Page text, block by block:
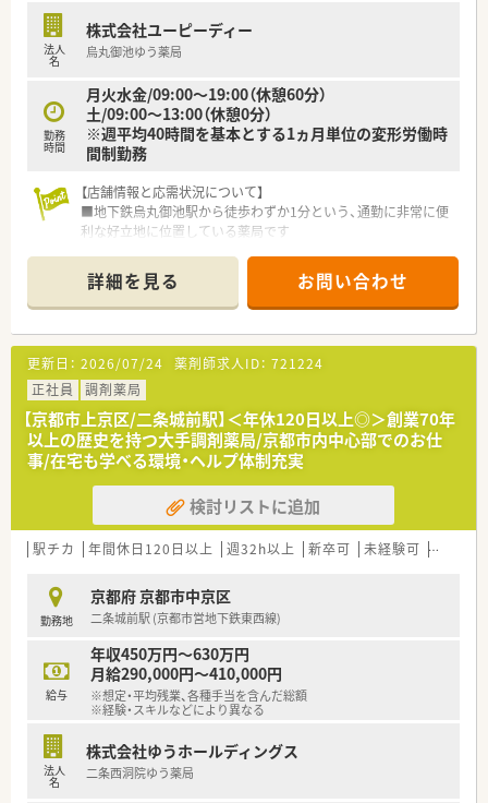
時間も大切にしながら勤務が可能です
■勤務シフトは基本的に固定で組まれるため、先の予定も立てや
すく、安定した生活リズムを保てます
法人
名
株式会社ユーピーディー
烏丸御池ゆう薬局
勤務
時間
月火水金/09:00～19:00（休憩60分）
土/09:00～13:00（休憩0分）
※週平均40時間を基本とする1ヵ月単位の変形労働時
間制勤務
【店舗情報と応需状況について】
■地下鉄烏丸御池駅から徒歩わずか1分という、通勤に非常に便
利な好立地に位置している薬局です
枚から60枚程度を応需しています
■薬剤師は常に3名体制を維持しており、事務スタッフも在籍し
ているため、協力しながら業務を進めています
【募集背景と求める人物像について】
■今後の更なるサービス拡充と、より質の高い医療提供体制を強
化していくための増員募集となります
■地域に根差した医療への貢献意欲が高く、患者様とのコミュニ
ケーションを大切にできる方を歓迎します
■チームワークを尊重し、周囲のスタッフと協調しながら前向き
に業務に取り組める方を求めています
【求人情報について】
■これまでのご経験や能力を十分に考慮し、年収は415万円から
520万円の範囲で提示される予定です
ながら働くことが可能となっています
■年間休日は123日と豊富で、完全週休2日制を採用しているた
めプライベートの時間も大切にできます
【職場環境と雰囲気】
■近隣店舗とのブロック制を導入しており、急な休みにも対応で
きる万全のヘルプ体制が整っています
働きやすい環境を整備しています
■経営陣も薬剤師であるため、現場の意見や提案が経営に反映さ
れやすい風通しの良い社風です
詳細を見る お問い合わせ
更新日： 2026/07/24 薬剤師求人ID： 721224
正社員
調剤薬局
【京都市上京区/二条城前駅】＜年休120日以上◎＞創業70年
以上の歴史を持つ大手調剤薬局/京都市内中心部でのお仕
事/在宅も学べる環境・ヘルプ体制充実
検討リストに追加
駅チカ 年間休日120日以上 週32h以上 新卒可 未経験可 ブラン
勤務地
京都府 京都市中京区
二条城前駅 (京都市営地下鉄東西線)
給与
年収450万円～630万円
月給290,000円～410,000円
※想定・平均残業、各種手当を含んだ総額
※経験・スキルなどにより異なる
法人
名
株式会社ゆうホールディングス
二条西洞院ゆう薬局